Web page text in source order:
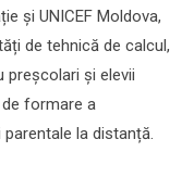
și UNICEF Moldova,
de tehnică de calcul,
preșcolari și elevii
formare a
la distanță.